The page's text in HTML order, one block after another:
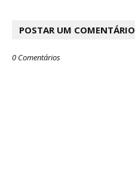
POSTAR UM COMENTÁRIO
0 Comentários